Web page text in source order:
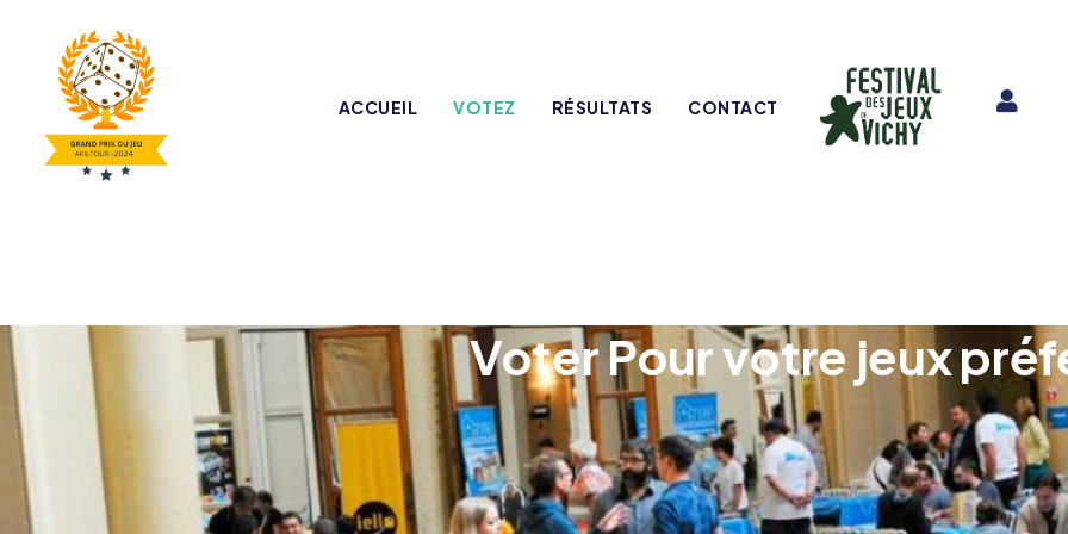
ACCUEIL VOTEZ RÉSULTATS CONTACT
Voter Pour votre jeux